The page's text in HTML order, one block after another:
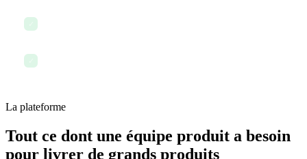
La plateforme
Tout ce dont une équipe produit a besoin
pour livrer de grands produits